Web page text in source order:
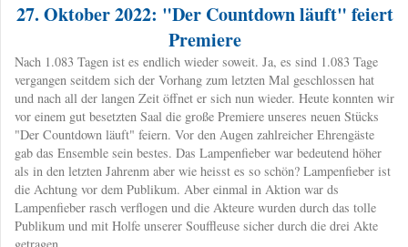
27. Oktober 2022: "Der Countdown läuft" feiert
Premiere
​Nach 1.083 Tagen ist es endlich wieder soweit. Ja, es sind 1.083 Tage
vergangen seitdem sich der Vorhang zum letzten Mal geschlossen hat
und nach all der langen Zeit öffnet er sich nun wieder. Heute konnten wir
vor einem gut besetzten Saal die große Premiere unseres neuen Stücks
"Der Countdown läuft" feiern. Vor den Augen zahlreicher Ehrengäste
gab das Ensemble sein bestes. Das Lampenfieber war bedeutend höher
als in den letzten Jahrenm aber wie heisst es so schön? Lampenfieber ist
die Achtung vor dem Publikum. Aber einmal in Aktion war ds
Lampenfieber rasch verflogen und die Akteure wurden durch das tolle
Publikum und mit Holfe unserer Souffleuse sicher durch die drei Akte